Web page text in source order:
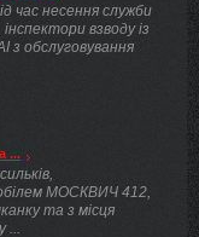
час несення служби
взводу із
з обслуговування
...
МОСКВИЧ 412,
та з місця